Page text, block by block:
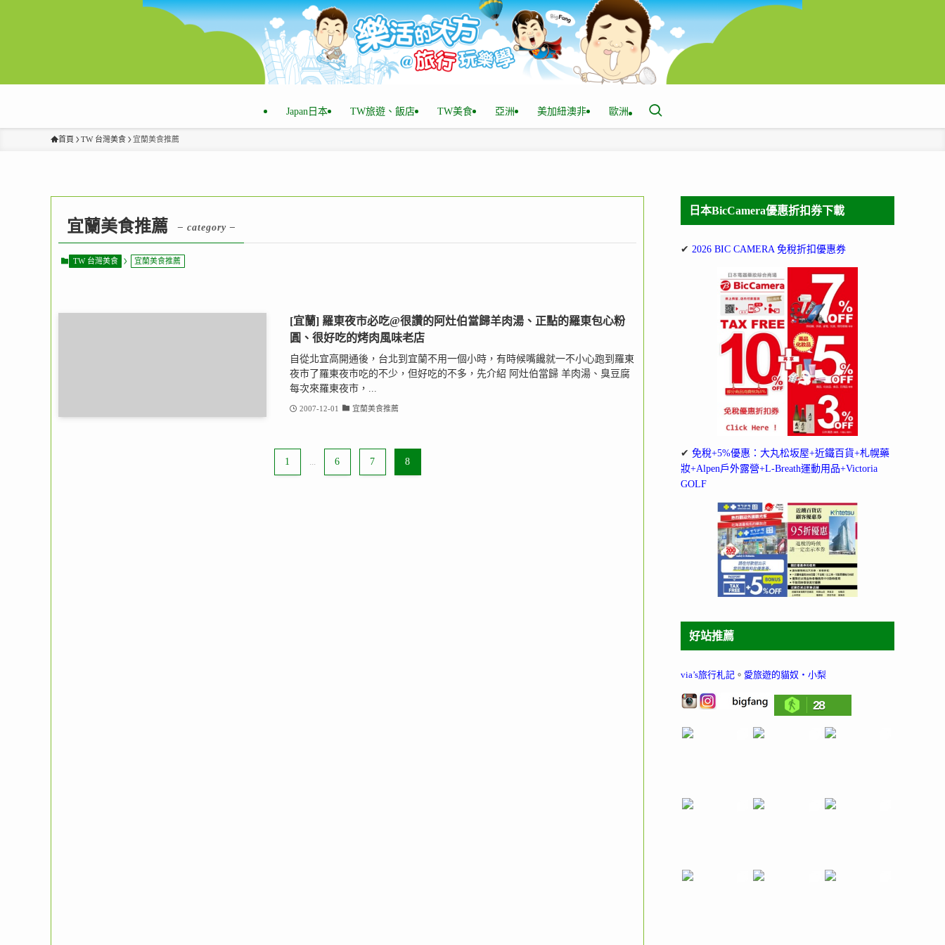
Japan日本 TW旅遊、飯店 TW美食 亞洲 美加紐澳非 歐洲
首頁 TW 台灣美食 宜蘭美食推薦
宜蘭美食推薦 – category –
TW 台灣美食 宜蘭美食推薦
[宜蘭] 羅東夜市必吃@很讚的阿灶伯當歸羊肉湯、正點的羅東包心粉
圓、很好吃的烤肉風味老店
自從北宜高開通後，台北到宜蘭不用一個小時，有時候嘴饞就一不小心跑到羅東
夜市了羅東夜市吃的不少，但好吃的不多，先介紹 阿灶伯當歸 羊肉湯、臭豆腐
每次來羅東夜市，...
2007-12-01 宜蘭美食推薦
1 6 7 8
日本BicCamera優惠折扣券下載
✔ 2026 BIC CAMERA 免稅折扣優惠券
✔ 免稅+5%優惠：大丸松坂屋+近鐵百貨+札幌藥
妝+Alpen戶外露營+L-Breath運動用品+Victoria
GOLF
好站推薦
via’s旅行札記 。 愛旅遊的貓奴‧小梨
28